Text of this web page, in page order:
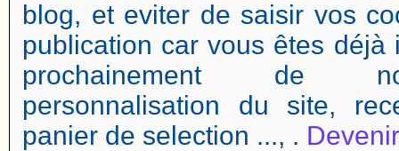
blog, et eviter de saisir vos
publication car vous êtes déjà
prochainement de
personnalisation du site,
panier de selection ..., .